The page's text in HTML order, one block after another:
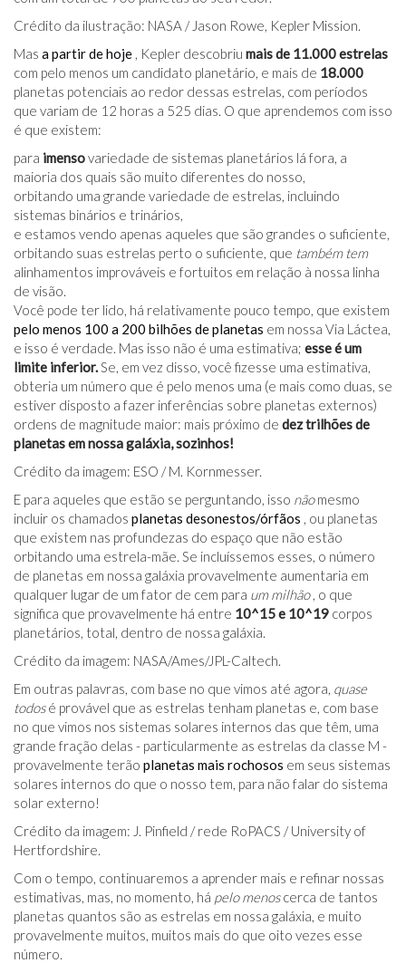
Crédito da ilustração: NASA / Jason Rowe, Kepler Mission.
Mas a partir de hoje , Kepler descobriu mais de 11.000 estrelas
com pelo menos um candidato planetário, e mais de 18.000
planetas potenciais ao redor dessas estrelas, com períodos
que variam de 12 horas a 525 dias. O que aprendemos com isso
é que existem:
para imensovariedade de sistemas planetários lá fora, a
maioria dos quais são muito diferentes do nosso,
orbitando uma grande variedade de estrelas, incluindo
sistemas binários e trinários,
e estamos vendo apenas aqueles que são grandes o suficiente,
orbitando suas estrelas perto o suficiente, que também tem
alinhamentos improváveis ​​e fortuitos em relação à nossa linha
de visão.
Você pode ter lido, há relativamente pouco tempo, que existem
pelo menos 100 a 200 bilhões de planetas em nossa Via Láctea,
e isso é verdade. Mas isso não é uma estimativa; esse é um
limite inferior.Se, em vez disso, você fizesse uma estimativa,
obteria um número que é pelo menos uma (e mais como duas, se
estiver disposto a fazer inferências sobre planetas externos)
ordens de magnitude maior: mais próximo de dez trilhões de
planetas em nossa galáxia, sozinhos!
Crédito da imagem: ESO / M. Kornmesser.
E para aqueles que estão se perguntando, isso nãomesmo
incluir os chamados planetas desonestos/órfãos , ou planetas
que existem nas profundezas do espaço que não estão
orbitando uma estrela-mãe. Se incluíssemos esses, o número
de planetas em nossa galáxia provavelmente aumentaria em
qualquer lugar de um fator de cem para um milhão, o que
significa que provavelmente há entre 10^15 e 10^19 corpos
planetários, total, dentro de nossa galáxia.
Crédito da imagem: NASA/Ames/JPL-Caltech.
Em outras palavras, com base no que vimos até agora, quase
todosé provável que as estrelas tenham planetas e, com base
no que vimos nos sistemas solares internos das que têm, uma
grande fração delas - particularmente as estrelas da classe M -
provavelmente terão planetas mais rochosos em seus sistemas
solares internos do que o nosso tem, para não falar do sistema
solar externo!
Crédito da imagem: J. Pinfield / rede RoPACS / University of
Hertfordshire.
Com o tempo, continuaremos a aprender mais e refinar nossas
estimativas, mas, no momento, há pelo menoscerca de tantos
planetas quantos são as estrelas em nossa galáxia, e muito
provavelmente muitos, muitos mais do que oito vezes esse
número.